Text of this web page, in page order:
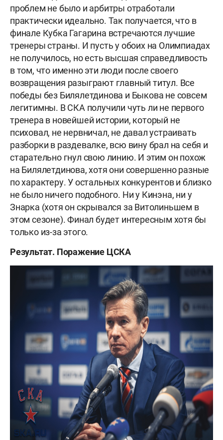
проблем не было и арбитры отработали
практически идеально. Так получается, что в
финале Кубка Гагарина встречаются лучшие
тренеры страны. И пусть у обоих на Олимпиадах
не получилось, но есть высшая справедливость
в том, что именно эти люди после своего
возвращения разыграют главный титул. Все
победы без Билялетдинова и Быкова не совсем
легитимны. В СКА получили чуть ли не первого
тренера в новейшей истории, который не
психовал, не нервничал, не давал устраивать
разборки в раздевалке, всю вину брал на себя и
старательно гнул свою линию. И этим он похож
на Билялетдинова, хотя они совершенно разные
по характеру. У остальных конкурентов и близко
не было ничего подобного. Ни у Кинэна, ни у
Знарка (хотя он скрывался за Витолиньшем в
этом сезоне). Финал будет интересным хотя бы
только из-за этого.
Результат. Поражение ЦСКА